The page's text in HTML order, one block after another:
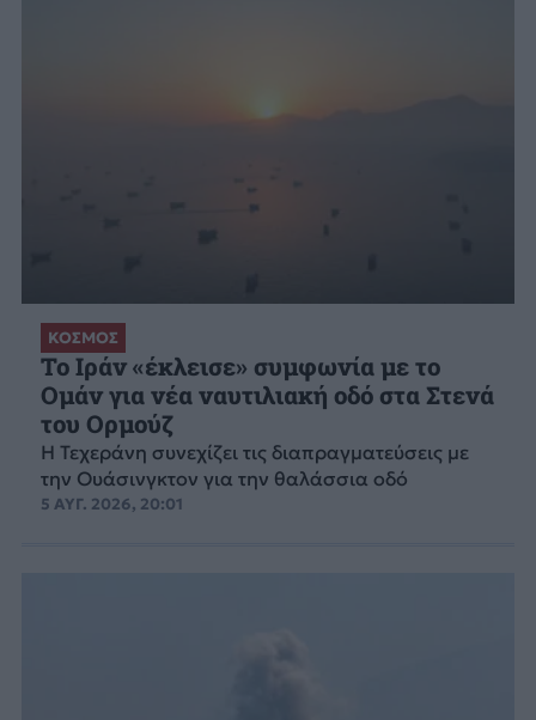
ΚΟΣΜΟΣ
Το Ιράν «έκλεισε» συμφωνία με το
Ομάν για νέα ναυτιλιακή οδό στα Στενά
του Ορμούζ
Η Τεχεράνη συνεχίζει τις διαπραγματεύσεις με
την Ουάσινγκτον για την θαλάσσια οδό
5 ΑΥΓ. 2026, 20:01